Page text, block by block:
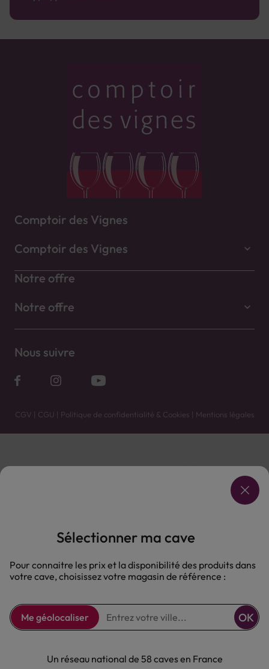
Comptoir des Vignes
Comptoir des Vignes
Notre offre
Notre offre
Nous suivre
CGV | CGU | Politique de confidentialité & Cookies | Mentions légales
Vente uniquement en caves. Contactez votre caviste pour plus de renseignements.
L'ABUS D'ALCOOL EST DANGEREUX POUR LA SANTÉ, À CONSOMMER AVEC MODÉRATION.
Sélectionner ma cave
Pour connaitre les prix et la disponibilité des produits dans
votre cave, choisissez votre magasin de référence :
Me géolocaliser OK
Un réseau national de 58 caves en France